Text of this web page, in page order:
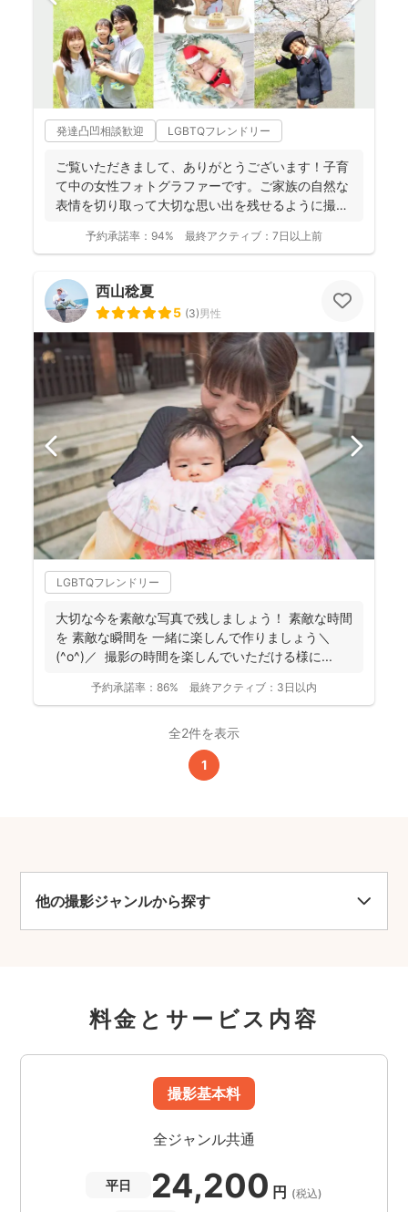
発達凸凹相談歓迎 LGBTQフレンドリー
ご覧いただきまして、ありがとうございます！子育
て中の女性フォトグラファーです。ご家族の自然な
表情を切り取って大切な思い出を残せるように撮影
予約承諾率： 94% 最終アクティブ： 7日以上前
西山稔夏
5 (3)男性
LGBTQフレンドリー
大切な今を素敵な写真で残しましょう！ 素敵な時間
を 素敵な瞬間を 一緒に楽しんで作りましょう＼
(^o^)／ 撮影の時間を楽しんでいただける様に...
予約承諾率： 86% 最終アクティブ： 3日以内
全2件を表示
1
他の撮影ジャンルから探す
料金とサービス内容
撮影基本料
全ジャンル共通
平日 24,200 円 (税込)